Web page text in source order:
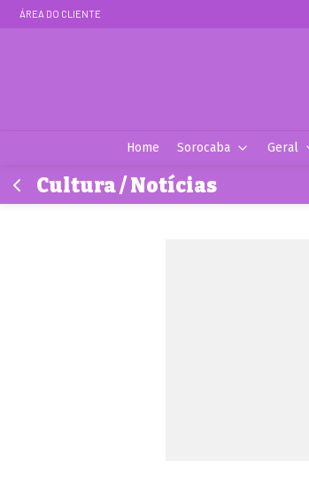
ÁREA DO CLIENTE
Home Sorocaba Geral
Cultura / Notícias